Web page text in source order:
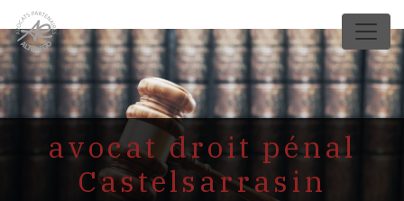
Panneau de gestion des cookies
avocat droit pénal
Castelsarrasin